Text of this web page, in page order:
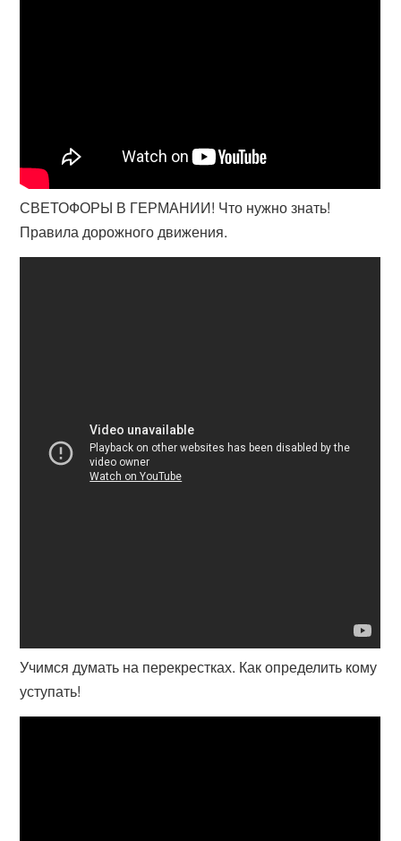
СВЕТОФОРЫ В ГЕРМАНИИ! Что нужно знать!
Правила дорожного движения.
Учимся думать на перекрестках. Как определить кому
уступать!